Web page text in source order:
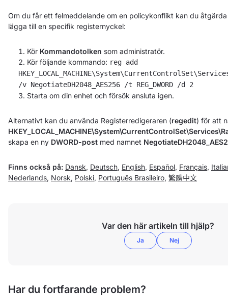
Om du får ett felmeddelande om en policykonflikt kan du
lägga till en specifik registernyckel:
Kör Kommandotolken som administratör.
Kör följande kommando: reg add
/v NegotiateDH2048_AES256 /t REG_DWORD /d 2
Starta om din enhet och försök ansluta igen.
Alternativt kan du använda Registerredigeraren (regedit) för att
skapa en ny DWORD-post med namnet
Finns också på: Dansk, Deutsch, English, Español, Français,
Nederlands, Norsk, Polski, Português Brasileiro, 繁體中文
Var den här artikeln till hjälp?
Ja Nej
Har du fortfarande problem?